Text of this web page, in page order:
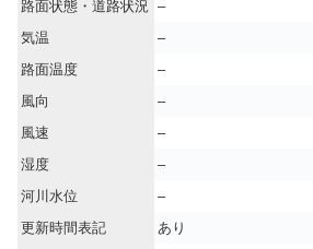
路面状態・道路状況
–
気温
–
路面温度
–
風向
–
風速
–
湿度
–
河川水位
–
更新時間表記
あり